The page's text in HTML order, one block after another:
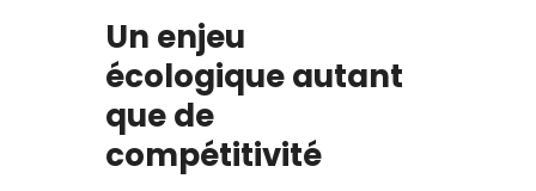
Un enjeu
écologique autant
que de
compétitivité